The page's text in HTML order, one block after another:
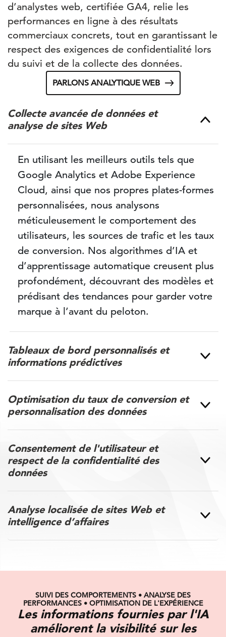
d’analystes web, certifiée GA4, relie les
performances en ligne à des résultats
commerciaux concrets, tout en garantissant le
respect des exigences de confidentialité lors
du suivi et de la collecte des données.
PARLONS ANALYTIQUE WEB
Collecte avancée de données et
analyse de sites Web
En utilisant les meilleurs outils tels que
Google Analytics et Adobe Experience
Cloud, ainsi que nos propres plates-formes
personnalisées, nous analysons
méticuleusement le comportement des
utilisateurs, les sources de trafic et les taux
de conversion. Nos algorithmes d’IA et
d’apprentissage automatique creusent plus
profondément, découvrant des modèles et
prédisant des tendances pour garder votre
marque à l’avant du peloton.
Tableaux de bord personnalisés et
informations prédictives
Optimisation du taux de conversion et
personnalisation des données
Consentement de l'utilisateur et
respect de la confidentialité des
données
Analyse localisée de sites Web et
intelligence d’affaires
SUIVI DES COMPORTEMENTS • ANALYSE DES
PERFORMANCES • OPTIMISATION DE L'EXPÉRIENCE
Les informations fournies par l'IA
améliorent la visibilité sur les